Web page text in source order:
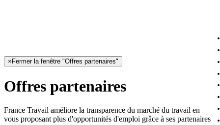
× Fermer la fenêtre "Offres partenaires"
Offres partenaires
France Travail améliore la transparence du marché du travail en
vous proposant plus d'opportunités d'emploi grâce à ses partenaires